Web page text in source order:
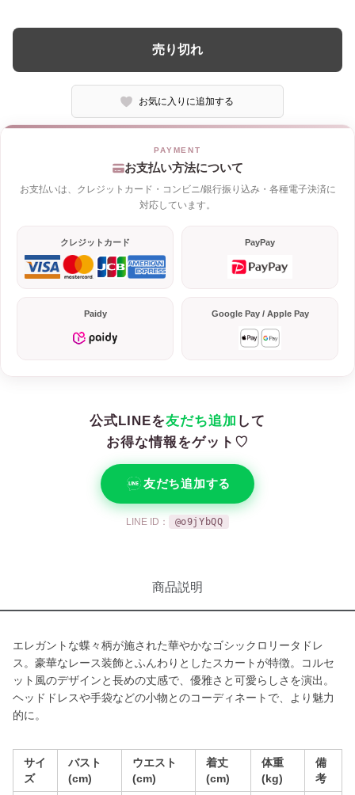
売り切れ
お気に入りに追加する
お支払い方法について
お支払いは、クレジットカード・コンビニ/銀行振り込み・各種電子決済に
対応しています。
クレジットカード PayPay
Paidy Google Pay / Apple Pay
公式LINEを友だち追加 して
お得な情報をゲット♡
友だち追加する
LINE ID： @o9jYbQQ
商品説明
エレガントな蝶々柄が施された華やかなゴシックロリータドレ
ス。豪華なレース装飾とふんわりとしたスカートが特徴。コルセ
ット風のデザインと長めの丈感で、優雅さと可愛らしさを演出。
ヘッドドレスや手袋などの小物とのコーディネートで、より魅力
的に。
サイ
ズ
バスト
(cm)
ウエスト
(cm)
着丈
(cm)
体重
(kg)
備
考